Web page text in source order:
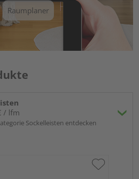
Raumplaner
/ lfm
Sockelleisten entdecken